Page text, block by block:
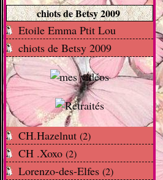
chiots de Betsy 2009
Etoile Emma Ptit Lou
chiots de Betsy 2009
CH.Hazelnut (2)
CH .Xoxo (2)
Lorenzo-des-Elfes (2)